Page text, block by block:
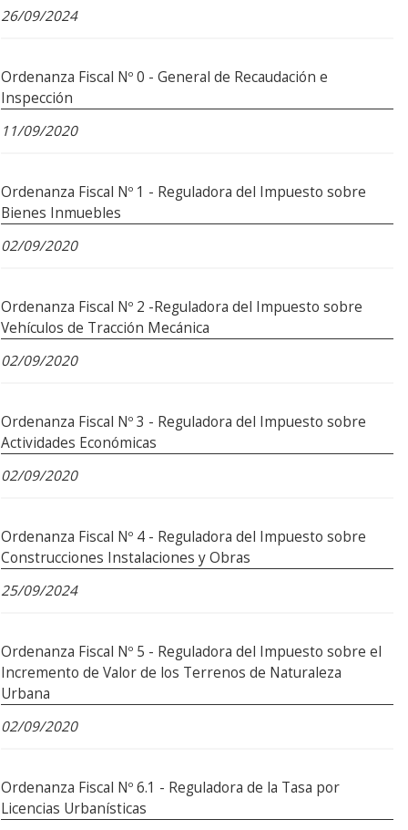
26/09/2024
Ordenanza Fiscal Nº 0 - General de Recaudación e
Inspección
11/09/2020
Ordenanza Fiscal Nº 1 - Reguladora del Impuesto sobre
Bienes Inmuebles
02/09/2020
Ordenanza Fiscal Nº 2 -Reguladora del Impuesto sobre
Vehículos de Tracción Mecánica
02/09/2020
Ordenanza Fiscal Nº 3 - Reguladora del Impuesto sobre
Actividades Económicas
02/09/2020
Ordenanza Fiscal Nº 4 - Reguladora del Impuesto sobre
Construcciones Instalaciones y Obras
25/09/2024
Ordenanza Fiscal Nº 5 - Reguladora del Impuesto sobre el
Incremento de Valor de los Terrenos de Naturaleza
Urbana
02/09/2020
Ordenanza Fiscal Nº 6.1 - Reguladora de la Tasa por
Licencias Urbanísticas